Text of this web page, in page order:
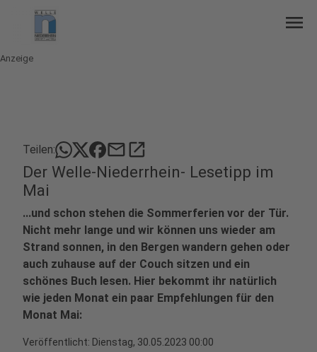
menu
Anzeige
Teilen: mailopen_in_new
Der Welle-Niederrhein- Lesetipp im
Mai
...und schon stehen die Sommerferien vor der Tür.
Nicht mehr lange und wir können uns wieder am
Strand sonnen, in den Bergen wandern gehen oder
auch zuhause auf der Couch sitzen und ein
schönes Buch lesen. Hier bekommt ihr natürlich
wie jeden Monat ein paar Empfehlungen für den
Monat Mai:
Veröffentlicht: Dienstag, 30.05.2023 00:00